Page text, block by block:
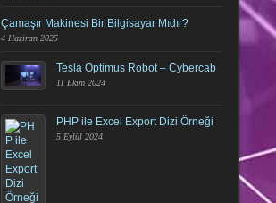
Çamaşır Makinesi Bir Bilgisayar Mıdır?
4 Haziran 2025
Tesla Optimus Robot – Cybercab
11 Ekim 2024
PHP ile Excel Export Dizi Örneği
5 Eylül 2024